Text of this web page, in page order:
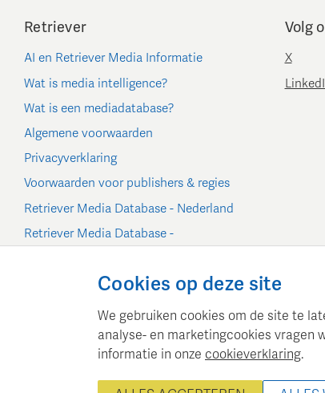
Retriever
AI en Retriever Media Informatie
Wat is media intelligence?
Wat is een mediadatabase?
Algemene voorwaarden
Privacyverklaring
Voorwaarden voor publishers & regies
Retriever Media Database - Nederland
Retriever Media Database -
Cookie-instellingen
Volg
X
Cookies op deze site
We gebruiken cookies om de site te
analyse- en marketingcookies vragen
informatie in onze cookieverklaring.